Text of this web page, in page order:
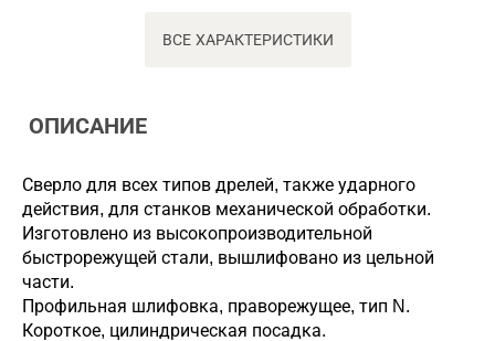
ВСЕ ХАРАКТЕРИСТИКИ
ОПИСАНИЕ
Сверло для всех типов дрелей, также ударного
действия, для станков механической обработки.
Изготовлено из высокопроизводительной
быстрорежущей стали, вышлифовано из цельной
части.
Профильная шлифовка, праворежущее, тип N.
Короткое, цилиндрическая посадка.